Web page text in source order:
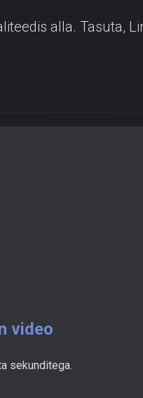
alla. Tasuta,
video
sekunditega.